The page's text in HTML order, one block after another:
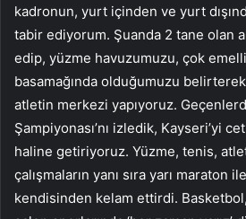
kadronun, yurt içinden ve yurt
tabir ediyorum. Şuanda 2 tane olan
edip, yüzme havuzumuzu, çok
basamağında olduğumuzu
atletin merkezi yapıyoruz.
Şampiyonası’nı izledik, Kayseri’yi
haline getiriyoruz. Yüzme, tenis,
çalışmaların yanı sıra yarı maraton
kendisinden kelam ettirdi.